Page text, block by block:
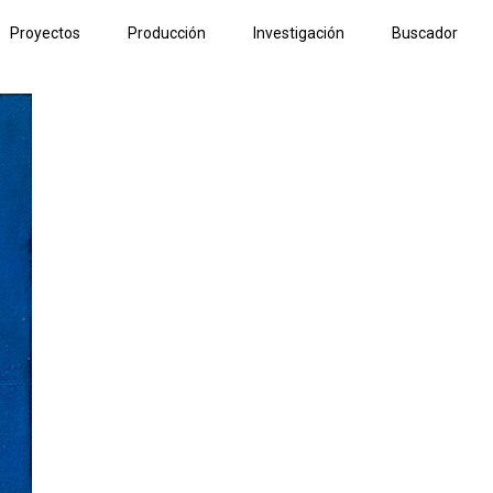
Proyectos Producción Investigación Buscador